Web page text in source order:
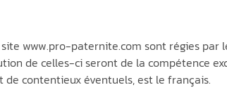
www.pro-paternite.com sont régies
de celles-ci seront de la compétence
contentieux éventuels, est le français.